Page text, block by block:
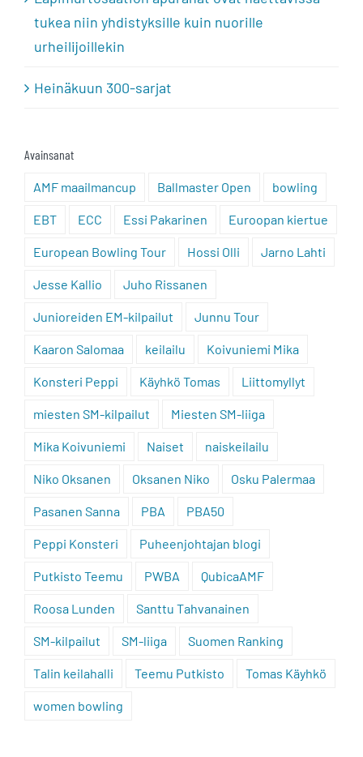
tukea niin yhdistyksille kuin nuorille
urheilijoillekin
Heinäkuun 300-sarjat
Avainsanat
AMF maailmancup Ballmaster Open bowling
EBT ECC Essi Pakarinen Euroopan kiertue
European Bowling Tour Hossi Olli Jarno Lahti
Jesse Kallio Juho Rissanen
Junioreiden EM-kilpailut Junnu Tour
Kaaron Salomaa keilailu Koivuniemi Mika
Konsteri Peppi Käyhkö Tomas Liittomyllyt
miesten SM-kilpailut Miesten SM-liiga
Mika Koivuniemi Naiset naiskeilailu
Niko Oksanen Oksanen Niko Osku Palermaa
Pasanen Sanna PBA PBA50
Peppi Konsteri Puheenjohtajan blogi
Putkisto Teemu PWBA QubicaAMF
Roosa Lunden Santtu Tahvanainen
SM-kilpailut SM-liiga Suomen Ranking
Talin keilahalli Teemu Putkisto Tomas Käyhkö
women bowling